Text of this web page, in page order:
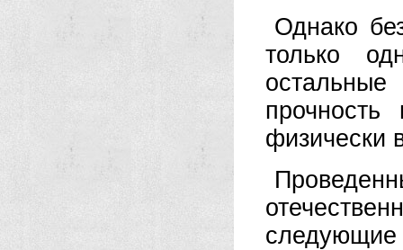
Однако
только
прочность
физически
следующие